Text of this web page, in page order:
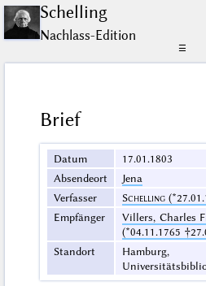
Schelling
Nachlass-Edition
☰
Brief
Datum
17.01.1803
Absendeort
Jena
Verfasser
Schelling
Empfänger
Villers, Charles
(*04.11.1765
Standort